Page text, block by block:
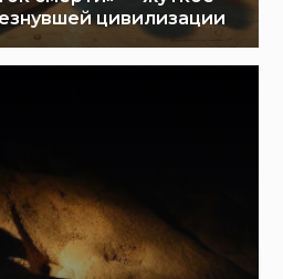
цивилизации